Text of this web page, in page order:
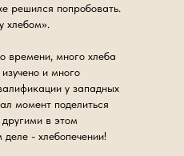
решился попробовать.
хлебом».
времени, много хлеба
и много
у западных
момент поделиться
в этом
- хлебопечении!